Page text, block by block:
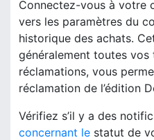
Connectez-vous à votre
vers les paramètres du
historique des achats.
généralement toutes vos
réclamations, vous
réclamation de l’édition
Vérifiez s’il y a des
concernant le statut de